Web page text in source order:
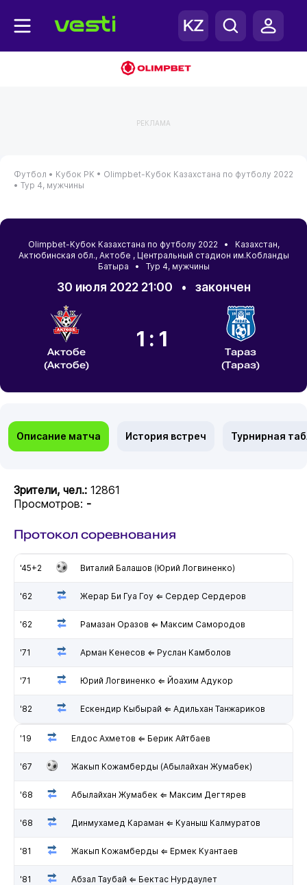
РЕКЛАМА
Футбол • Кубок РК • Olimpbet-Кубок Казахстана по футболу 2022
• Тур 4, мужчины
Olimpbet-Кубок Казахстана по футболу 2022 • Казахстан,
Актюбинская обл., Актобе , Центральный стадион им.Кобланды
Батыра • Тур 4, мужчины
30 июля 2022 21:00 • закончен
Актобе
(Актобе)
1:1
Тараз
(Тараз)
Описание матча История встреч Турнирная
Зрители, чел.: 12861
Просмотров: -
Протокол соревнования
'45+2 Виталий Балашов (Юрий Логвиненко)
'62 Жерар Би Гуа Гоу ⇐ Сердер Сердеров
'62 Рамазан Оразов ⇐ Максим Самородов
'71 Арман Кенесов ⇐ Руслан Камболов
'71 Юрий Логвиненко ⇐ Йоахим Адукор
'82 Ескендир Кыбырай ⇐ Адильхан Танжариков
'19 Елдос Ахметов ⇐ Берик Айтбаев
'67 Жакып Кожамберды (Абылайхан Жумабек)
'68 Абылайхан Жумабек ⇐ Максим Дегтярев
'68 Динмухамед Караман ⇐ Куаныш Калмуратов
'81 Жакып Кожамберды ⇐ Ермек Куантаев
'81 Абзал Таубай ⇐ Бектас Нурдаулет